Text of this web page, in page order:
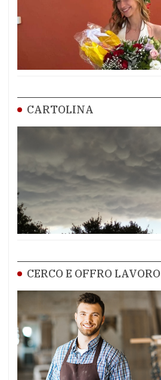
CARTOLINA
CERCO E OFFRO LAVORO